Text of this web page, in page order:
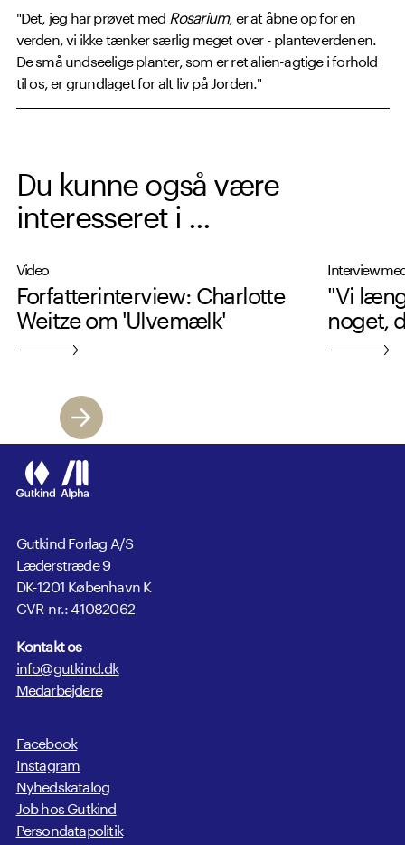
"Det, jeg har prøvet med Rosarium, er at åbne op for en
verden, vi ikke tænker særlig meget over - planteverdenen.
De små undseelige planter, som er ret alien-agtige i forhold
til os, er grundlaget for alt liv på Jorden."
Du kunne også være
interesseret i ...
Video
Forfatterinterview: Charlotte
Weitze om 'Ulvemælk'
Interview
"Vi
noget,
Gutkind Forlag A/S
Læderstræde 9
DK-1201 København K
CVR-nr.: 41082062
Kontakt os
info@gutkind.dk
Medarbejdere
Facebook
Instagram
Nyhedskatalog
Job hos Gutkind
Persondatapolitik